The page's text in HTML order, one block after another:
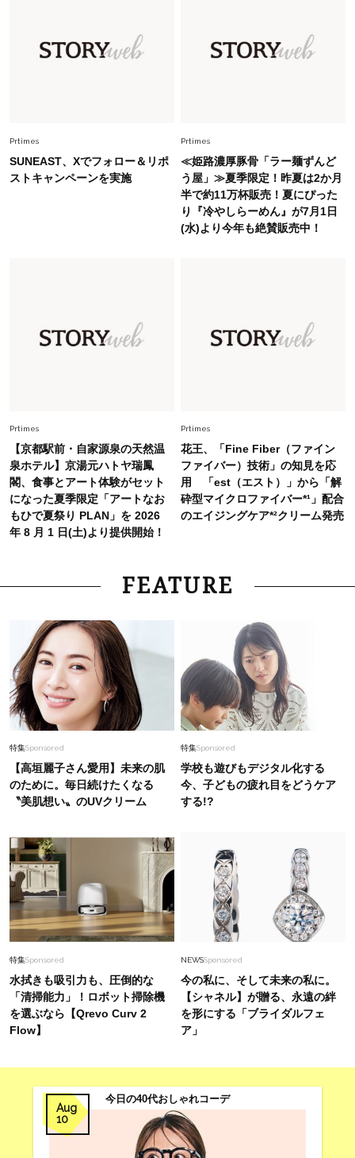
に更新あり！“黒ぶち以外”が新定番に
Fashion
スタイリストが本気で推す！40代がほどよく華
やぐ【甘め黒アイテム】3選
Fashion 2026.7.2
どんな顔タイプにも合う！40代にカジュアルす
ぎない【キャップ＆ハット】4選
Prtimes
SUNEAST、Xでフォロー＆リポ
ストキャンペーンを実施
Prtimes
≪姫路濃厚豚骨「ラー麺ずんど
う屋」≫夏季限定！昨夏は2か月
半で約11万杯販売！夏にぴった
り『冷やしらーめん』が7月1日
(水)より今年も絶賛販売中！
Prtimes
【京都駅前・自家源泉の天然温
泉ホテル】京湯元ハトヤ瑞鳳
閣、食事とアート体験がセット
になった夏季限定「アートなお
もひで夏祭り PLAN」を 2026
年 8 月 1 日(土)より提供開始！
Prtimes
花王、「Fine Fiber（ファイン
ファイバー）技術」の知見を応
用 「est（エスト）」から「解
砕型マイクロファイバー*¹」配合
のエイジングケア*²クリーム発売
FEATURE
特集Sponsored
【高垣麗子さん愛用】未来の肌
のために。毎日続けたくなる
〝美肌想い〟のUVクリーム
特集Sponsored
学校も遊びもデジタル化する
今、子どもの疲れ目をどうケア
する!?
特集Sponsored
水拭きも吸引力も、圧倒的な
「清掃能力」！ロボット掃除機
を選ぶなら【Qrevo Curv 2
Flow】
NEWSSponsored
今の私に、そして未来の私に。
【シャネル】が贈る、永遠の絆
を形にする「ブライダルフェ
ア」
Aug
10
今日の40代おしゃれコーデ